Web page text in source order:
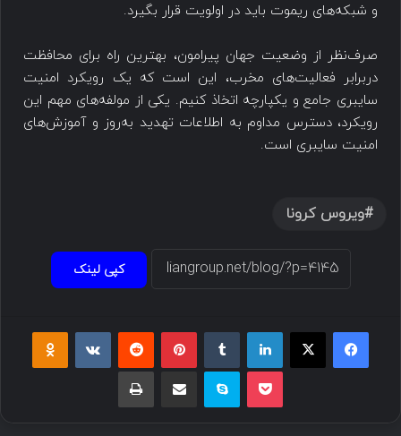
و شبکه‌های ریموت باید در اولویت قرار بگیرد.
صرف‌نظر از وضعیت جهان پیرامون، بهترین راه برای محافظت
دربرابر فعالیت‌های مخرب، این است که یک رویکرد امنیت
سایبری جامع و یکپارچه اتخاذ کنیم. یکی از مولفه‌های مهم این
رویکرد، دسترس مداوم به اطلاعات تهدید به‌روز و آموزش‌های
امنیت سایبری است.
ویروس کرونا
کپی لینک